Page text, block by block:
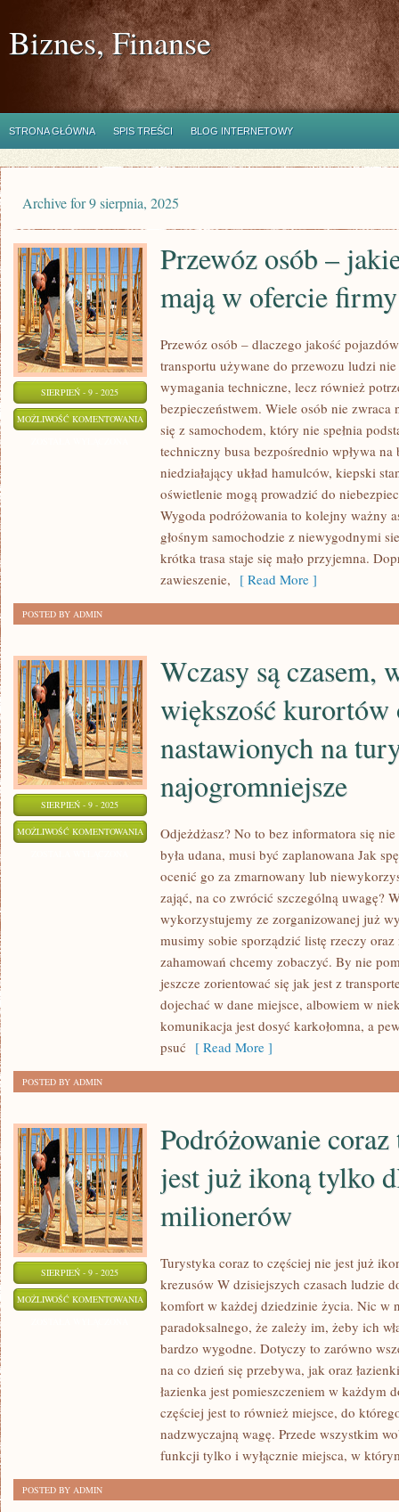
Biznes, Finanse
STRONA GŁÓWNA SPIS TREŚCI BLOG INTERNETOWY
Archive for 9 sierpnia, 2025
SIERPIEŃ - 9 - 2025
MOŻLIWOŚĆ KOMENTOWANIA PRZEWÓZ
MAJĄ
Przewóz osób –
mają w ofercie
Przewóz osób – dlaczego jakość
transportu używane do przewozu ludzi
wymagania techniczne, lecz również
bezpieczeństwem. Wiele osób nie
się z samochodem, który nie spełnia
techniczny busa bezpośrednio wpływa
niedziałający układ hamulców, kiepski
oświetlenie mogą prowadzić do
Wygoda podróżowania to kolejny ważny
głośnym samochodzie z niewygodnymi
krótka trasa staje się mało przyjemna.
zawieszenie, [ Read More ]
POSTED BY ADMIN
SIERPIEŃ - 9 - 2025
MOŻLIWOŚĆ KOMENTOWANIA WCZASY
CZASEM,
KTÓRYM
WIĘKSZOŚĆ
KURORTÓW
ORAZ
MIEJSC
NASTAWIONYCH
Wczasy są czasem,
większość kurortów
nastawionych na
najogromniejsze
Odjeżdżasz? No to bez informatora się
była udana, musi być zaplanowana Jak
ocenić go za zmarnowany lub
zająć, na co zwrócić szczególną uwagę?
wykorzystujemy ze zorganizowanej już
musimy sobie sporządzić listę rzeczy
zahamowań chcemy zobaczyć. By nie
jeszcze zorientować się jak jest z
dojechać w dane miejsce, albowiem w
komunikacja jest dosyć karkołomna, a
psuć [ Read More ]
POSTED BY ADMIN
SIERPIEŃ - 9 - 2025
MOŻLIWOŚĆ KOMENTOWANIA PODRÓŻOWANIE
JEST
IKONĄ
TYLKO
DLA
Podróżowanie
jest już ikoną tylko
milionerów
Turystyka coraz to częściej nie jest już
krezusów W dzisiejszych czasach ludzie
komfort w każdej dziedzinie życia. Nic w
paradoksalnego, że zależy im, żeby ich
bardzo wygodne. Dotyczy to zarówno
na co dzień się przebywa, jak oraz
łazienka jest pomieszczeniem w każdym
częściej jest to również miejsce, do
nadzwyczajną wagę. Przede wszystkim
funkcji tylko i wyłącznie miejsca, w
POSTED BY ADMIN